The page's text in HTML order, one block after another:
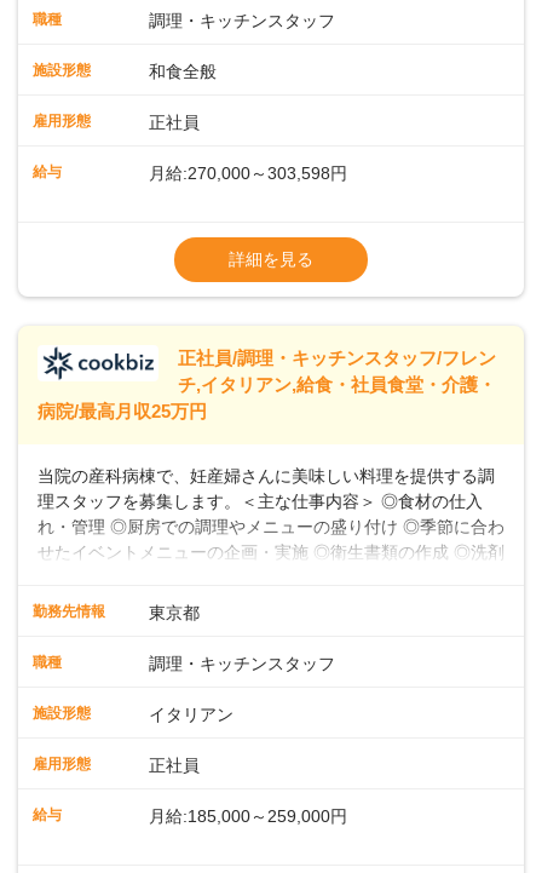
調理、盛り付け、刺身の切り出しのほか、料理長の下で和食
ます。スキルや経験に応じて発注業務やアルバイトスタッフ
新宿・東京駅まで20分圏内と便利な好ロケーション。ビジネ
ームほか、朝食からディナーまでお楽しみいただけるオール
◎ワークライフバランスがとりやすい♪年間休日118～121
日。長期休暇の取得も推奨しているほか、バースデー休暇や
万円、最長10年間として、当社が直接返済を行います。
職種 調理・キッチンスタッフ
施設形態 和食全般
雇用形態 正社員
給与 月給:270,000～303,598円
◎賞与／年2回（年2か月分支給）
※経験・能力および年齢・前職給与を考慮し
て優遇いたします
※試用期間3ヶ月（同条件）
※給与には固定残業代（月22時間分、
39,600円～43,598円分）を含みます。超過
詳細を見る
正社員/調理・キッチンスタッフ/フレン
チ,イタリアン,給食・社員食堂・介護・
病院/最高月収25万円
当院の産科病棟で、妊産婦さんに美味しい料理を提供する調
理スタッフを募集します。＜主な仕事内容＞ ◎食材の仕入
れ・管理 ◎厨房での調理やメニューの盛り付け ◎季節に合わ
せたイベントメニューの企画・実施 ◎衛生書類の作成 ◎洗剤
フの指導 など★フレンチ・和・洋・中・イタリアンなど、
れ・管理から、厨房での調理やメニューの盛り付け、さらに
す。フレンチのコース料理から和・洋・中・イタリアンま
品発注、食数管理も担当していただきます。各時間帯スタッ
や育成業務もあるため、スキルアップを目指せます。お産前
勤務先情報 東京都
職種 調理・キッチンスタッフ
施設形態 イタリアン
雇用形態 正社員
給与 月給:185,000～259,000円